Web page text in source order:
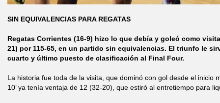
SIN EQUIVALENCIAS PARA REGATAS
Regatas Corrientes (16-9) hizo lo que debía y goleó como
21) por 115-65, en un partido sin equivalencias. El triunfo le
cuarto y último puesto de clasificación al Final Four.
La historia fue toda de la visita, que dominó con gol desde el inicio
10’ ya tenía ventaja de 12 (32-20), que estiró al entretiempo para